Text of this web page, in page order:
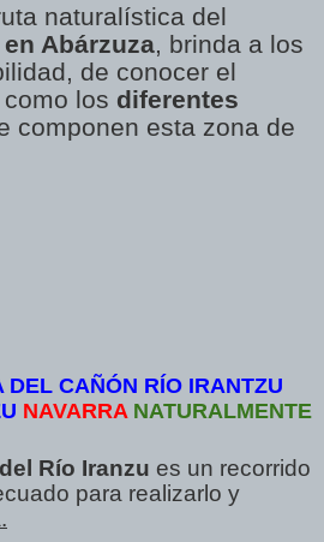
naturalística del
Abárzuza, brinda a los
de conocer el
los diferentes
componen esta zona de
DEL CAÑÓN RÍO IRANTZU
NAVARRA NATURALMENTE
Río Iranzu es un recorrido
para realizarlo y